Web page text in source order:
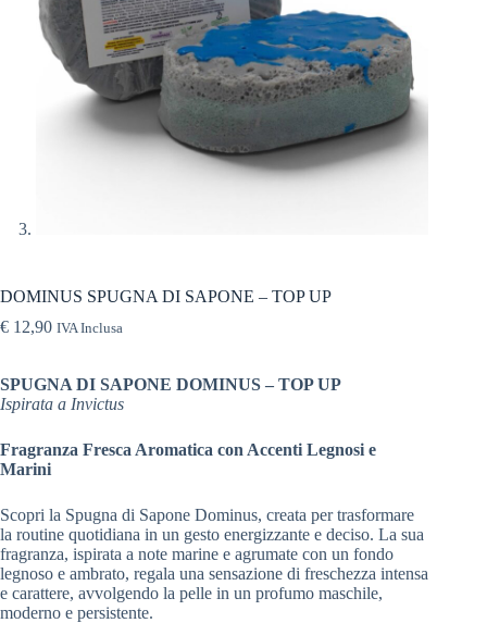
DOMINUS SPUGNA DI SAPONE – TOP UP
€ 12,90 IVA Inclusa
SPUGNA DI SAPONE DOMINUS – TOP UP
Ispirata a Invictus
Fragranza Fresca Aromatica con Accenti Legnosi e
Marini
Scopri la Spugna di Sapone Dominus, creata per trasformare
la routine quotidiana in un gesto energizzante e deciso. La sua
fragranza, ispirata a note marine e agrumate con un fondo
legnoso e ambrato, regala una sensazione di freschezza intensa
e carattere, avvolgendo la pelle in un profumo maschile,
moderno e persistente.